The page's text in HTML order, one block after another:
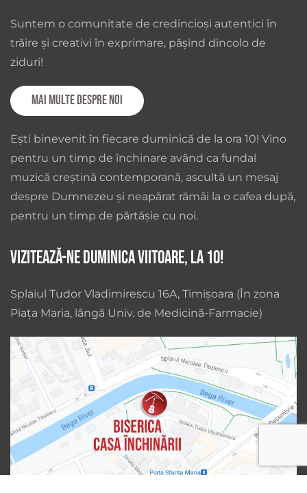
Suntem o comunitate de credincioși autentici în
trăire și creativi în exprimare, pășind dincolo de
ziduri!
Mai multe despre noi
Ești binevenit în fiecare duminică de la ora 10! Vino
pentru un timp de închinare având ca fundal
muzică creștină contemporană, ascultă un mesaj
despre Dumnezeu și neapărat rămâi la o cafea după,
pentru un timp de părtășie cu noi.
Vizitează-ne duminica viitoare, la 10!
Splaiul Tudor Vladimirescu 16A, Timișoara (În zona
Piața Maria, lângă Univ. de Medicină-Farmacie)